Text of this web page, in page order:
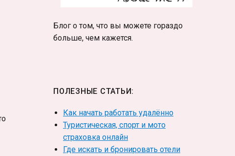
Блог о том, что вы можете гораздо
больше, чем кажется.
ПОЛЕЗНЫЕ СТАТЬИ:
Как начать работать удалённо
Туристическая, спорт и мото
страховка онлайн
Где искать и бронировать отели